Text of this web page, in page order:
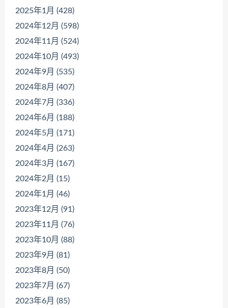
2025年1月 (428)
2024年12月 (598)
2024年11月 (524)
2024年10月 (493)
2024年9月 (535)
2024年8月 (407)
2024年7月 (336)
2024年6月 (188)
2024年5月 (171)
2024年4月 (263)
2024年3月 (167)
2024年2月 (15)
2024年1月 (46)
2023年12月 (91)
2023年11月 (76)
2023年10月 (88)
2023年9月 (81)
2023年8月 (50)
2023年7月 (67)
2023年6月 (85)